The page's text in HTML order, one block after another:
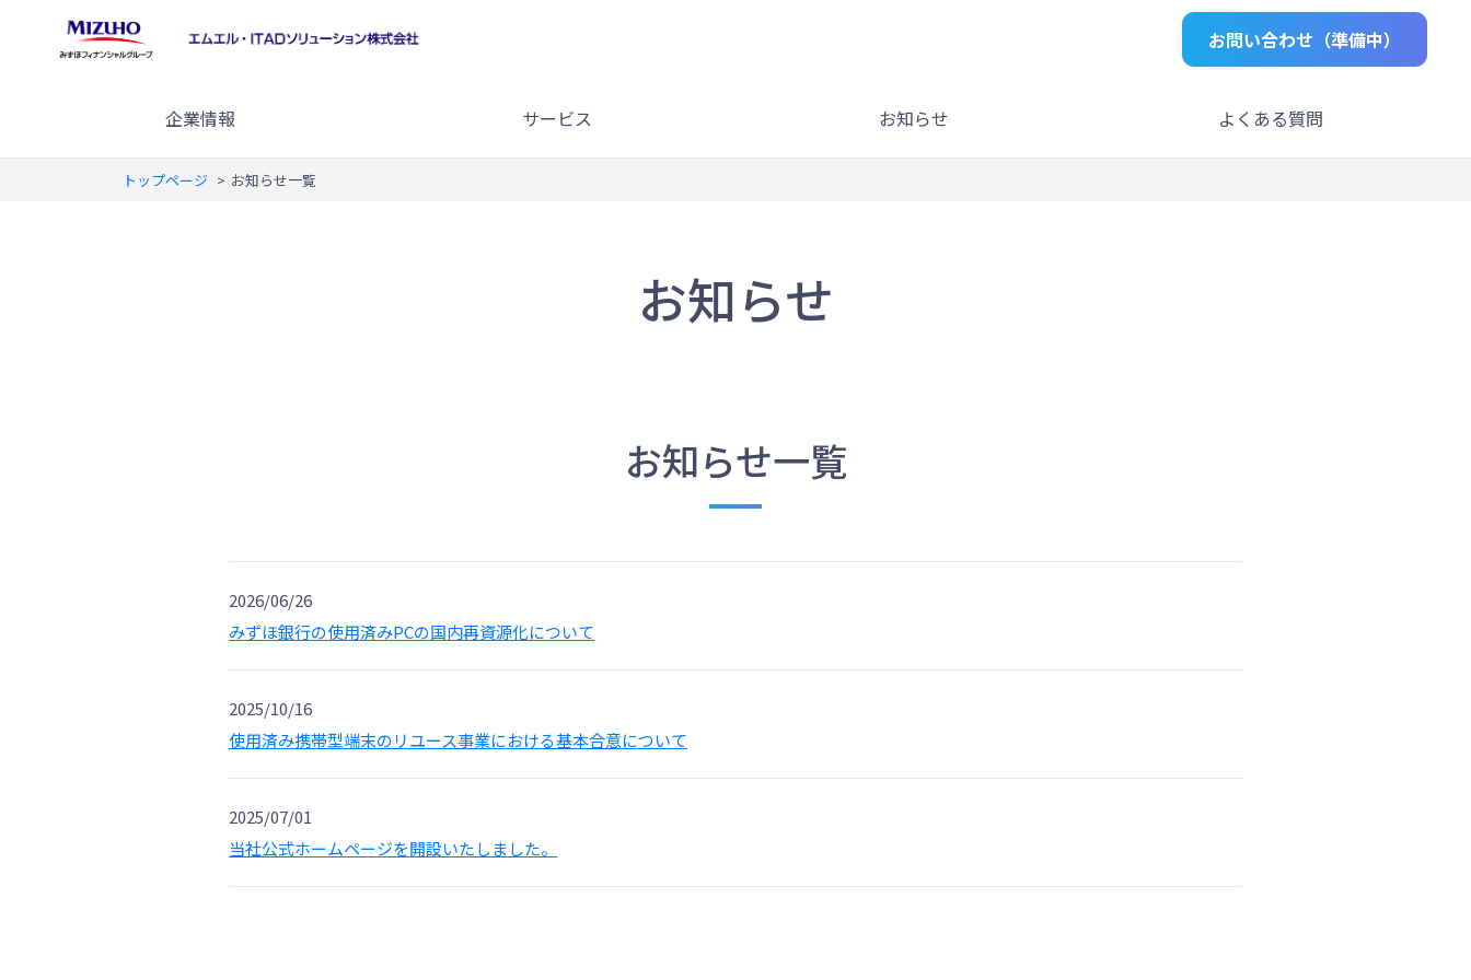
お問い合わせ（準備中）
企業情報 サービス お知らせ よくある質問
トップページ > お知らせ一覧
お知らせ
お知らせ一覧
2026/06/26
みずほ銀行の使用済みPCの国内再資源化について
2025/10/16
使用済み携帯型端末のリユース事業における基本合意について
2025/07/01
当社公式ホームページを開設いたしました。